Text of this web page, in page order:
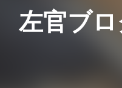
左官ブ